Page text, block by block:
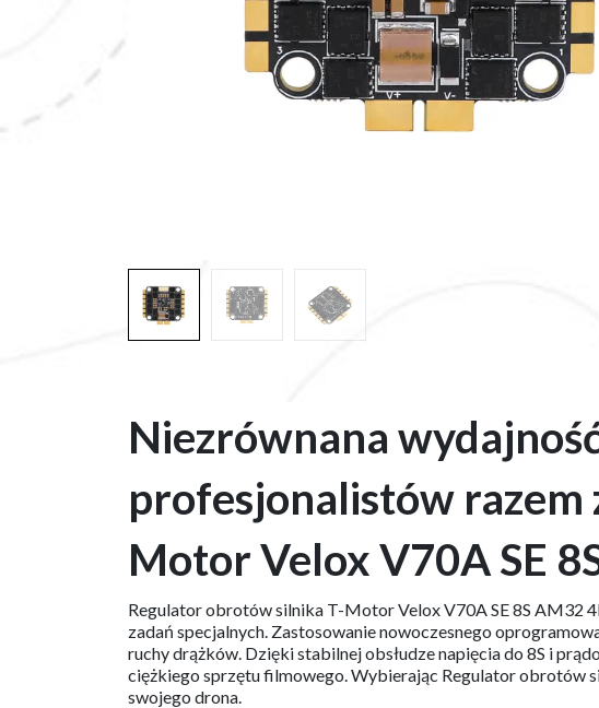
Niezrównana
profesjonalistów razem
Motor Velox V70A SE
Regulator obrotów silnika T-Motor Velox V70A SE 8S AM32
zadań specjalnych. Zastosowanie nowoczesnego
ruchy drążków. Dzięki stabilnej obsłudze napięcia do 8S i
ciężkiego sprzętu filmowego. Wybierając Regulator obrotów
swojego drona.